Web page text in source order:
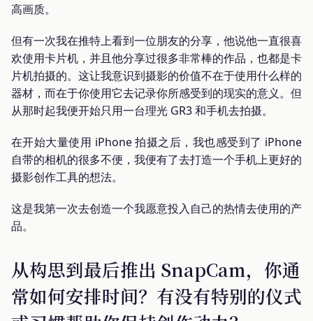
高画质。
但有一次我在推特上看到一位朋友的分享，他说他一直很喜
欢使用卡片机，并且他分享过很多非常棒的作品，也都是卡
片机拍摄的。这让我意识到摄影的价值不在于使用什么样的
器材，而在于你使用它去记录你所感受到的现实的意义。但
从那时起我便开始只用一台理光 GR3 和手机去拍摄。
在开始大量使用 iPhone 拍摄之后，我也感受到了 iPhone
自带的相机的很多不便，我便有了去打造一个手机上更好的
摄影创作工具的想法。
这是我第一次去创造一个我愿意投入自己的热情去使用的产
品。
从构思到最后推出 SnapCam，你通
常如何安排时间？有没有特别的仪式